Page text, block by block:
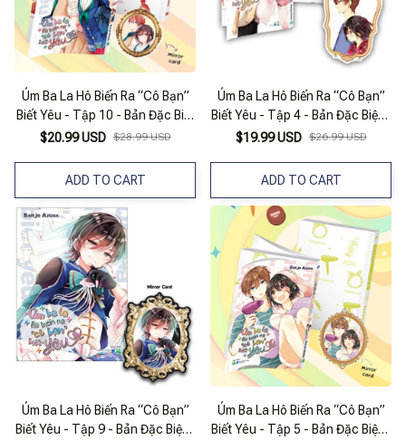
Úm Ba La Hô Biến Ra “Cô Bạn”
Biết Yêu - Tập 10 - Bản Đặc Biệt
- Tặng Kèm Mirror Card
$20.99 USD $28.99 USD
ADD TO CART
Úm Ba La Hô Biến Ra “Cô Bạn”
Biết Yêu - Tập 4 - Bản Đặc Biệt -
Tặng Kèm Mirror Card
$19.99 USD $26.99 USD
ADD TO CART
Úm Ba La Hô Biến Ra “Cô Bạn”
Biết Yêu - Tập 9 - Bản Đặc Biệt -
Úm Ba La Hô Biến Ra “Cô Bạn”
Biết Yêu - Tập 5 - Bản Đặc Biệt -